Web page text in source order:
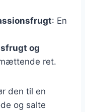
: En
og
ret.
den til en
og salte